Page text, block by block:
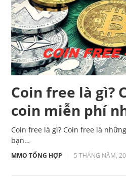
Coin free là gì?
coin miễn phí
Coin free là gì? Coin free là
bạn…
MMO TỔNG HỢP 5 THÁNG NĂM,